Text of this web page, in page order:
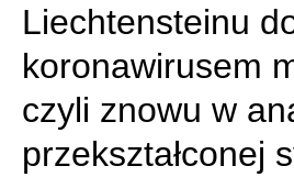
Liechtensteinu
koronawirusem
czyli znowu w
przekształconej